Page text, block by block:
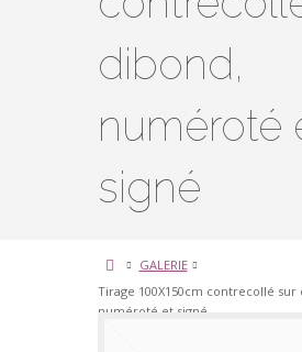
dibond,
numéroté
signé
GALERIE
Tirage 100X150cm contrecollé sur
numéroté et signé